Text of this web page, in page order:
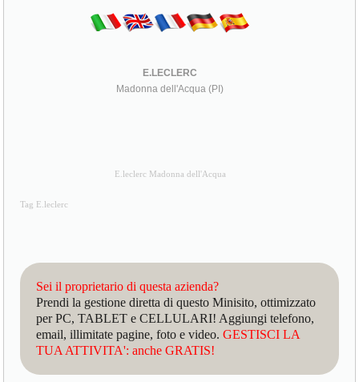
E.LECLERC
Madonna dell'Acqua (PI)
E.leclerc Madonna dell'Acqua
Tag E.leclerc
Sei il proprietario di questa azienda?
Prendi la gestione diretta di questo Minisito, ottimizzato
per PC, TABLET e CELLULARI! Aggiungi telefono,
email, illimitate pagine, foto e video.GESTISCI LA
TUA ATTIVITA': anche GRATIS!